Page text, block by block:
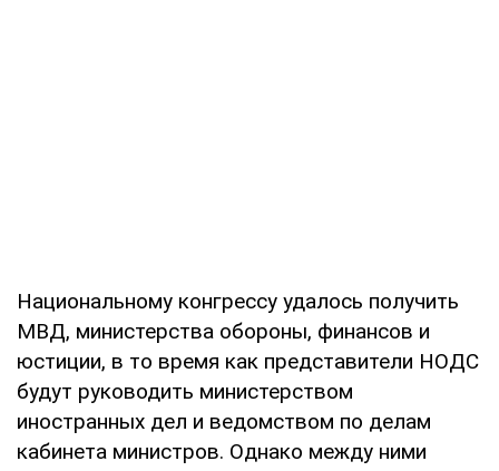
Национальному конгрессу удалось получить
МВД, министерства обороны, финансов и
юстиции, в то время как представители НОДС
будут руководить министерством
иностранных дел и ведомством по делам
кабинета министров. Однако между ними